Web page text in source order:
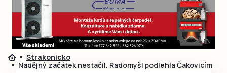
Obnovit heslo
Přihlásit se
Přihlásit se přes Facebook
Inspirace
Čtenáři píší
Speciální přílohy
Inzerce
Strakonicko
Nadějný začátek nestačil. Radomyšl podlehla Čakovicím